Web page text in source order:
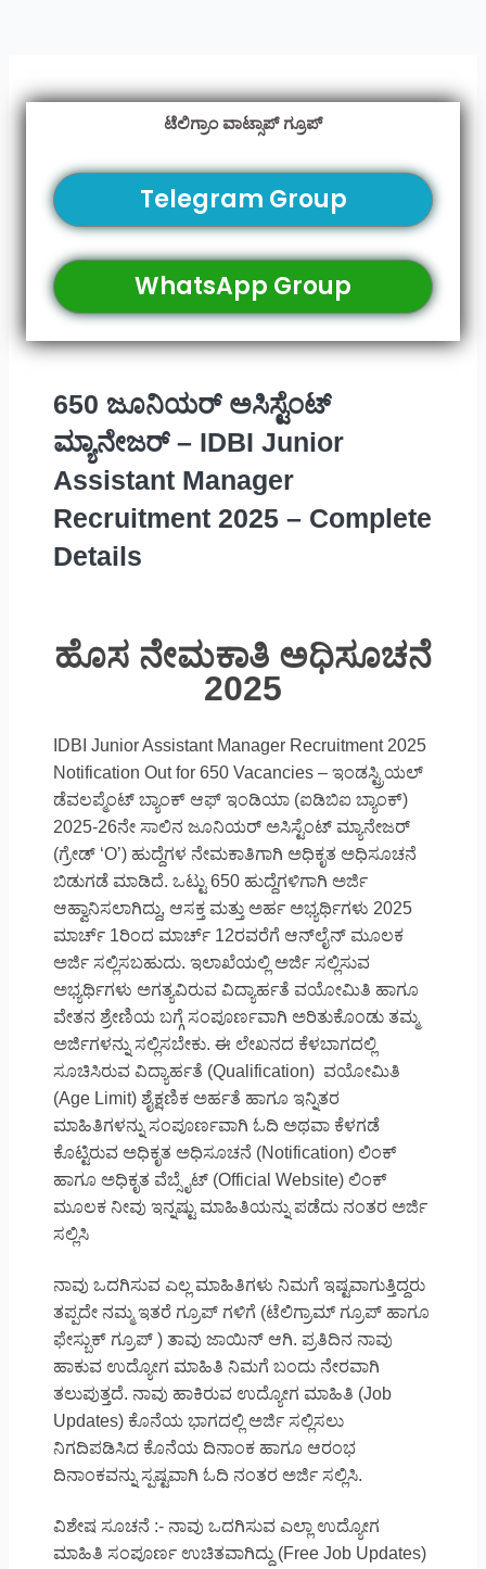
ಟೆಲಿಗ್ರಾಂ ವಾಟ್ಸಾಪ್ ಗ್ರೂಪ್
Telegram Group
WhatsApp Group
650 ಜೂನಿಯರ್ ಅಸಿಸ್ಟೆಂಟ್
ಮ್ಯಾನೇಜರ್ – IDBI Junior
Assistant Manager
Recruitment 2025 – Complete
Details
ಹೊಸ ನೇಮಕಾತಿ ಅಧಿಸೂಚನೆ
2025
IDBI Junior Assistant Manager Recruitment 2025
Notification Out for 650 Vacancies – ಇಂಡಸ್ಟ್ರಿಯಲ್
ಡೆವಲಪ್ಮೆಂಟ್ ಬ್ಯಾಂಕ್ ಆಫ್ ಇಂಡಿಯಾ (ಐಡಿಬಿಐ ಬ್ಯಾಂಕ್)
2025-26ನೇ ಸಾಲಿನ ಜೂನಿಯರ್ ಅಸಿಸ್ಟೆಂಟ್ ಮ್ಯಾನೇಜರ್
(ಗ್ರೇಡ್ ‘O’) ಹುದ್ದೆಗಳ ನೇಮಕಾತಿಗಾಗಿ ಅಧಿಕೃತ ಅಧಿಸೂಚನೆ
ಬಿಡುಗಡೆ ಮಾಡಿದೆ. ಒಟ್ಟು 650 ಹುದ್ದೆಗಳಿಗಾಗಿ ಅರ್ಜಿ
ಆಹ್ವಾನಿಸಲಾಗಿದ್ದು, ಆಸಕ್ತ ಮತ್ತು ಅರ್ಹ ಅಭ್ಯರ್ಥಿಗಳು 2025
ಮಾರ್ಚ್ 1ರಿಂದ ಮಾರ್ಚ್ 12ರವರೆಗೆ ಆನ್‌ಲೈನ್ ಮೂಲಕ
ಅರ್ಜಿ ಸಲ್ಲಿಸಬಹುದು. ಇಲಾಖೆಯಲ್ಲಿ ಅರ್ಜಿ ಸಲ್ಲಿಸುವ
ಅಭ್ಯರ್ಥಿಗಳು ಅಗತ್ಯವಿರುವ ವಿದ್ಯಾರ್ಹತೆ ವಯೋಮಿತಿ ಹಾಗೂ
ವೇತನ ಶ್ರೇಣಿಯ ಬಗ್ಗೆ ಸಂಪೂರ್ಣವಾಗಿ ಅರಿತುಕೊಂಡು ತಮ್ಮ
ಅರ್ಜಿಗಳನ್ನು ಸಲ್ಲಿಸಬೇಕು. ಈ ಲೇಖನದ ಕೆಳಬಾಗದಲ್ಲಿ
ಸೂಚಿಸಿರುವ ವಿದ್ಯಾರ್ಹತೆ (Qualification) ವಯೋಮಿತಿ
(Age Limit) ಶೈಕ್ಷಣಿಕ ಅರ್ಹತೆ ಹಾಗೂ ಇನ್ನಿತರ
ಮಾಹಿತಿಗಳನ್ನು ಸಂಪೂರ್ಣವಾಗಿ ಓದಿ ಅಥವಾ ಕೆಳಗಡೆ
ಕೊಟ್ಟಿರುವ ಅಧಿಕೃತ ಅಧಿಸೂಚನೆ (Notification) ಲಿಂಕ್
ಹಾಗೂ ಅಧಿಕೃತ ವೆಬ್ಸೈಟ್ (Official Website) ಲಿಂಕ್
ಮೂಲಕ ನೀವು ಇನ್ನಷ್ಟು ಮಾಹಿತಿಯನ್ನು ಪಡೆದು ನಂತರ ಅರ್ಜಿ
ಸಲ್ಲಿಸಿ
ನಾವು ಒದಗಿಸುವ ಎಲ್ಲ ಮಾಹಿತಿಗಳು ನಿಮಗೆ ಇಷ್ಟವಾಗುತ್ತಿದ್ದರು
ತಪ್ಪದೇ ನಮ್ಮ ಇತರೆ ಗ್ರೂಪ್ ಗಳಿಗೆ (ಟೆಲಿಗ್ರಾಮ್ ಗ್ರೂಪ್ ಹಾಗೂ
ಫೇಸ್ಬುಕ್ ಗ್ರೂಪ್ ) ತಾವು ಜಾಯಿನ್ ಆಗಿ. ಪ್ರತಿದಿನ ನಾವು
ಹಾಕುವ ಉದ್ಯೋಗ ಮಾಹಿತಿ ನಿಮಗೆ ಬಂದು ನೇರವಾಗಿ
ತಲುಪುತ್ತದೆ. ನಾವು ಹಾಕಿರುವ ಉದ್ಯೋಗ ಮಾಹಿತಿ (Job
Updates) ಕೊನೆಯ ಭಾಗದಲ್ಲಿ ಅರ್ಜಿ ಸಲ್ಲಿಸಲು
ನಿಗದಿಪಡಿಸಿದ ಕೊನೆಯ ದಿನಾಂಕ ಹಾಗೂ ಆರಂಭ
ದಿನಾಂಕವನ್ನು ಸ್ಪಷ್ಟವಾಗಿ ಓದಿ ನಂತರ ಅರ್ಜಿ ಸಲ್ಲಿಸಿ.
ವಿಶೇಷ ಸೂಚನೆ :- ನಾವು ಒದಗಿಸುವ ಎಲ್ಲಾ ಉದ್ಯೋಗ
ಮಾಹಿತಿ ಸಂಪೂರ್ಣ ಉಚಿತವಾಗಿದ್ದು (Free Job Updates)